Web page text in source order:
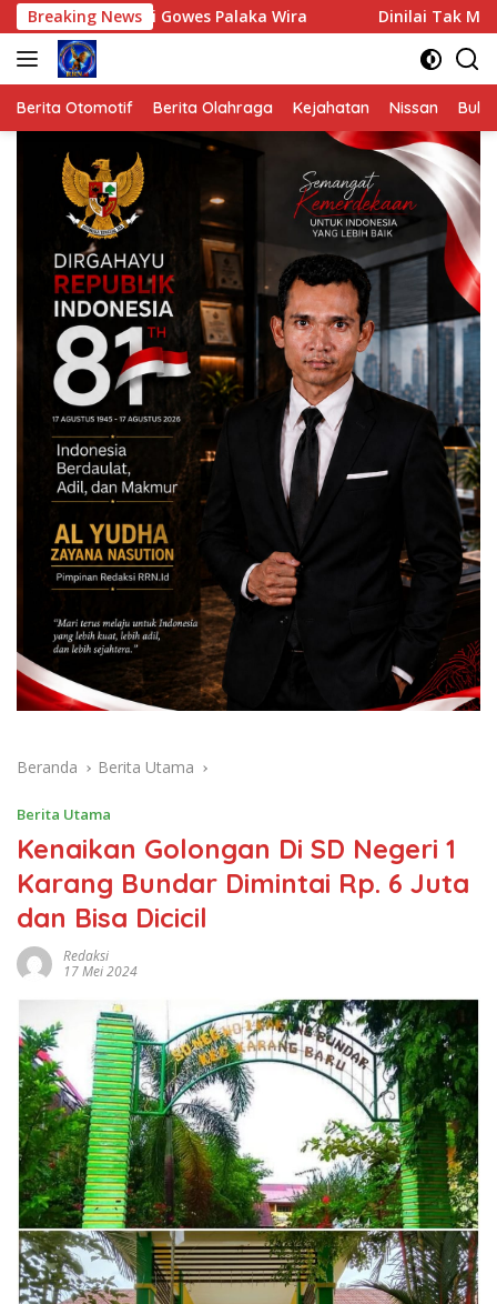
Langsung
ke
konten
Breaking News
Gowes Palaka Wira Dinilai Tak Mengindahkan
Berita Otomotif Berita Olahraga Kejahatan Nissan
Beranda Berita Utama
Berita Utama
Kenaikan Golongan Di SD Negeri 1
Karang Bundar Dimintai Rp. 6 Juta
dan Bisa Dicicil
Redaksi
17 Mei 2024